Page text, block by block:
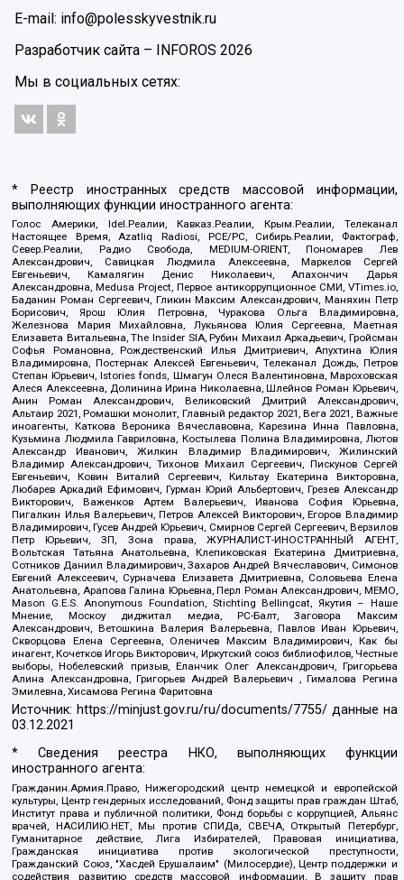
E-mail: info@polesskyvestnik.ru
Разработчик сайта – INFOROS 2026
Мы в социальных сетях:
* Реестр иностранных средств массовой информации,
выполняющих функции иностранного агента:
Голос Америки, Idel.Реалии, Кавказ.Реалии, Крым.Реалии, Телеканал
Настоящее Время, Azatliq Radiosi, PCE/PC, Сибирь.Реалии, Фактограф,
Север.Реалии, Радио Свобода, MEDIUM-ORIENT, Пономарев Лев
Александрович, Савицкая Людмила Алексеевна, Маркелов Сергей
Евгеньевич, Камалягин Денис Николаевич, Апахончич Дарья
Александровна, Medusa Project, Первое антикоррупционное СМИ, VTimes.io,
Баданин Роман Сергеевич, Гликин Максим Александрович, Маняхин Петр
Борисович, Ярош Юлия Петровна, Чуракова Ольга Владимировна,
Железнова Мария Михайловна, Лукьянова Юлия Сергеевна, Маетная
Елизавета Витальевна, The Insider SIA, Рубин Михаил Аркадьевич, Гройсман
Софья Романовна, Рождественский Илья Дмитриевич, Апухтина Юлия
Владимировна, Постернак Алексей Евгеньевич, Телеканал Дождь, Петров
Степан Юрьевич, Istories fonds, Шмагун Олеся Валентиновна, Мароховская
Алеся Алексеевна, Долинина Ирина Николаевна, Шлейнов Роман Юрьевич,
Анин Роман Александрович, Великовский Дмитрий Александрович,
Альтаир 2021, Ромашки монолит, Главный редактор 2021, Вега 2021, Важные
иноагенты, Каткова Вероника Вячеславовна, Карезина Инна Павловна,
Кузьмина Людмила Гавриловна, Костылева Полина Владимировна, Лютов
Александр Иванович, Жилкин Владимир Владимирович, Жилинский
Владимир Александрович, Тихонов Михаил Сергеевич, Пискунов Сергей
Евгеньевич, Ковин Виталий Сергеевич, Кильтау Екатерина Викторовна,
Любарев Аркадий Ефимович, Гурман Юрий Альбертович, Грезев Александр
Викторович, Важенков Артем Валерьевич, Иванова София Юрьевна,
Пигалкин Илья Валерьевич, Петров Алексей Викторович, Егоров Владимир
Владимирович, Гусев Андрей Юрьевич, Смирнов Сергей Сергеевич, Верзилов
Петр Юрьевич, ЗП, Зона права, ЖУРНАЛИСТ-ИНОСТРАННЫЙ АГЕНТ,
Вольтская Татьяна Анатольевна, Клепиковская Екатерина Дмитриевна,
Сотников Даниил Владимирович, Захаров Андрей Вячеславович, Симонов
Евгений Алексеевич, Сурначева Елизавета Дмитриевна, Соловьева Елена
Анатольевна, Арапова Галина Юрьевна, Перл Роман Александрович, МЕМО,
Mason G.E.S. Anonymous Foundation, Stichting Bellingcat, Якутия – Наше
Мнение, Москоу диджитал медиа, РС-Балт, Заговора Максим
Александрович, Ветошкина Валерия Валерьевна, Павлов Иван Юрьевич,
Скворцова Елена Сергеевна, Оленичев Максим Владимирович, Как бы
инагент, Кочетков Игорь Викторович, Иркутский союз библиофилов, Честные
выборы, Нобелевский призыв, Еланчик Олег Александрович, Григорьева
Алина Александровна, Григорьев Андрей Валерьевич , Гималова Регина
Эмилевна, Хисамова Регина Фаритовна
Источник: https://minjust.gov.ru/ru/documents/7755/ данные на
03.12.2021
* Сведения реестра НКО, выполняющих функции
иностранного агента:
Гражданин.Армия.Право, Нижегородский центр немецкой и европейской
культуры, Центр гендерных исследований, Фонд защиты прав граждан Штаб,
Институт права и публичной политики, Фонд борьбы с коррупцией, Альянс
врачей, НАСИЛИЮ.НЕТ, Мы против СПИДа, СВЕЧА, Открытый Петербург,
Гуманитарное действие, Лига Избирателей, Правовая инициатива,
Гражданская инициатива против экологической преступности,
Гражданский Союз, "Хасдей Ерушалаим" (Милосердие), Центр поддержки и
содействия развитию средств массовой информации, В защиту прав